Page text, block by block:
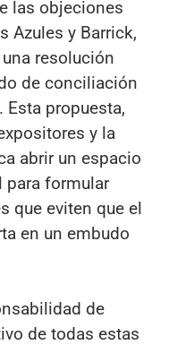
las objeciones
Azules y Barrick,
resolución
de conciliación
propuesta,
y la
abrir un espacio
para formular
que eviten que el
en un embudo
de
de todas estas